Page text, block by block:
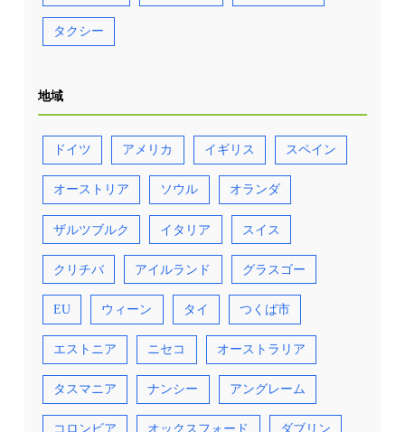
タクシー
地域
ドイツ アメリカ イギリス スペイン
オーストリア ソウル オランダ
ザルツブルク イタリア スイス
クリチバ アイルランド グラスゴー
EU ウィーン タイ つくば市
エストニア ニセコ オーストラリア
タスマニア ナンシー アングレーム
コロンビア オックスフォード ダブリン